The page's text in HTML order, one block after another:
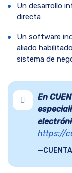
Un desarrollo
directa
Un software
aliado
sistema de
En
https://